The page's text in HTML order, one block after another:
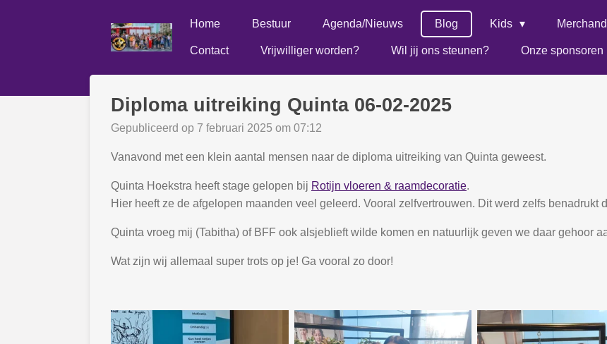
Home Bestuur Agenda/Nieuws Blog Kids
Contact Vrijwilliger worden? Wil jij ons steunen? Onze sponsoren
Diploma uitreiking Quinta 06-02-2025
Gepubliceerd op 7 februari 2025 om 07:12
Vanavond met een klein aantal mensen naar de diploma uitreiking van Quinta geweest.
Quinta Hoekstra heeft stage gelopen bij Rotijn vloeren & raamdecoratie.
Hier heeft ze de afgelopen maanden veel geleerd. Vooral zelfvertrouwen. Dit werd zelfs benadrukt
Quinta vroeg mij (Tabitha) of BFF ook alsjeblieft wilde komen en natuurlijk geven we daar gehoor
Wat zijn wij allemaal super trots op je! Ga vooral zo door!